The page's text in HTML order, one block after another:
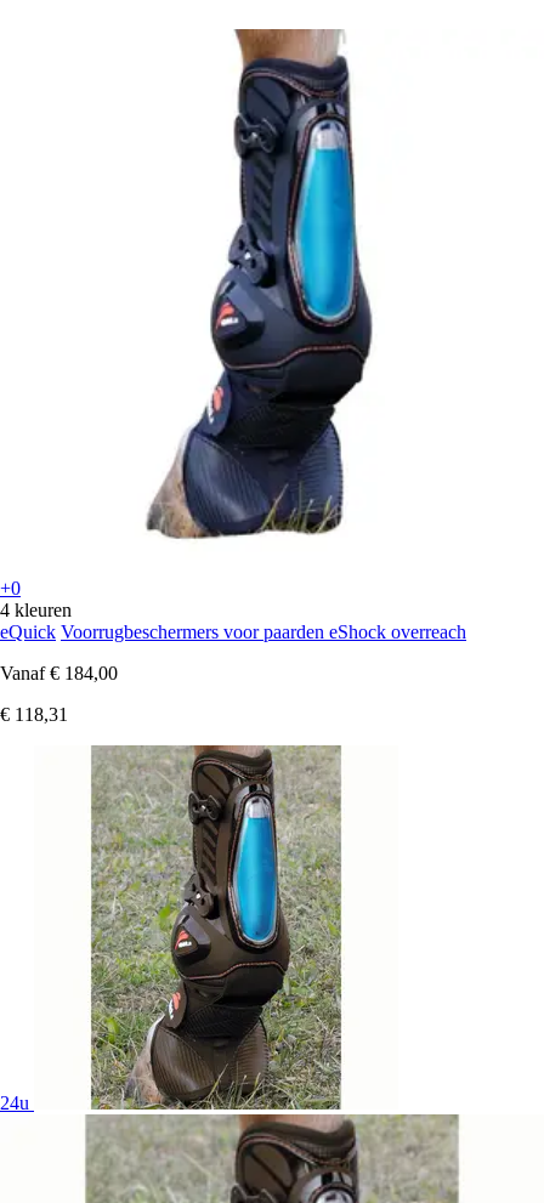
+0
4 kleuren
eQuick Voorrugbeschermers voor paarden eShock overreach
Vanaf € 184,00
€ 118,31
24u